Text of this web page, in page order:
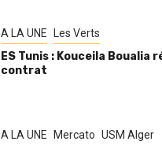
A LA UNE Les Verts
ES Tunis : Kouceila Boualia
contrat
A LA UNE Mercato USM Alger